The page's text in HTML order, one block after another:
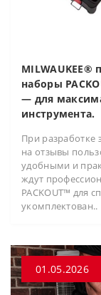
MILWAUKEE®
наборы
— для
инструмента.
При разработке
на отзывы
удобными и
ждут
PACKOUT™ для
укомплектован..
01.05.2026